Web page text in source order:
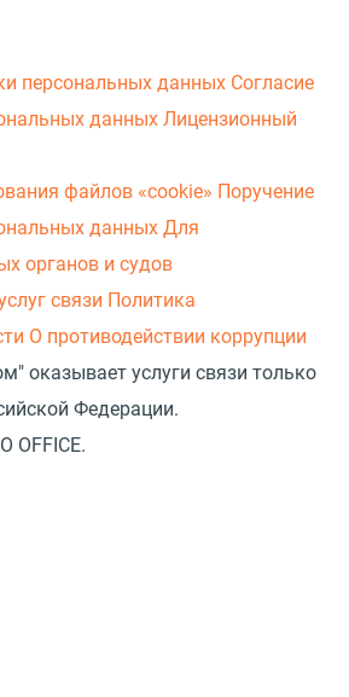
персональных данных Согласие
данных Лицензионный
файлов «cookie» Поручение
данных Для
органов и судов
связи Политика
О противодействии коррупции
оказывает услуги связи только
Федерации.
OFFICE.